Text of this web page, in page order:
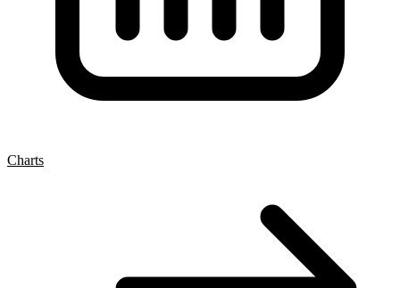
Charts